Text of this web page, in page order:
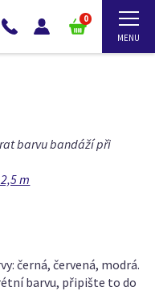
0
barvu bandáží při
m
černá, červená, modrá.
barvu, připište to do